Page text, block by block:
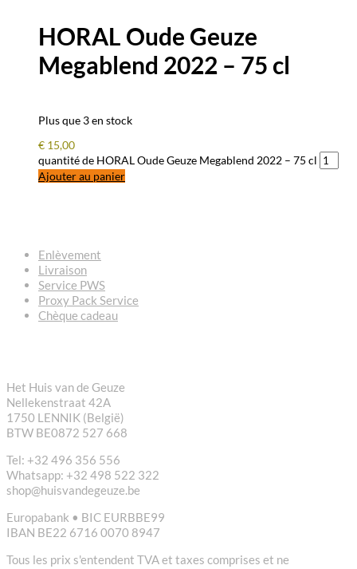
HORAL Oude Geuze
Megablend 2022 – 75 cl
Plus que 3 en stock
€ 15,00
quantité de HORAL Oude Geuze Megablend 2022 – 75 cl
Ajouter au panier
Enlèvement
Livraison
Service PWS
Proxy Pack Service
Chèque cadeau
Het Huis van de Geuze
Nellekenstraat 42A
1750 LENNIK (België)
BTW BE0872 527 668
Tel: +32 496 356 556
Whatsapp: +32 498 522 322
shop@huisvandegeuze.be
Europabank • BIC EURBBE99
IBAN BE22 6716 0070 8947
Tous les prix s'entendent TVA et taxes comprises et ne